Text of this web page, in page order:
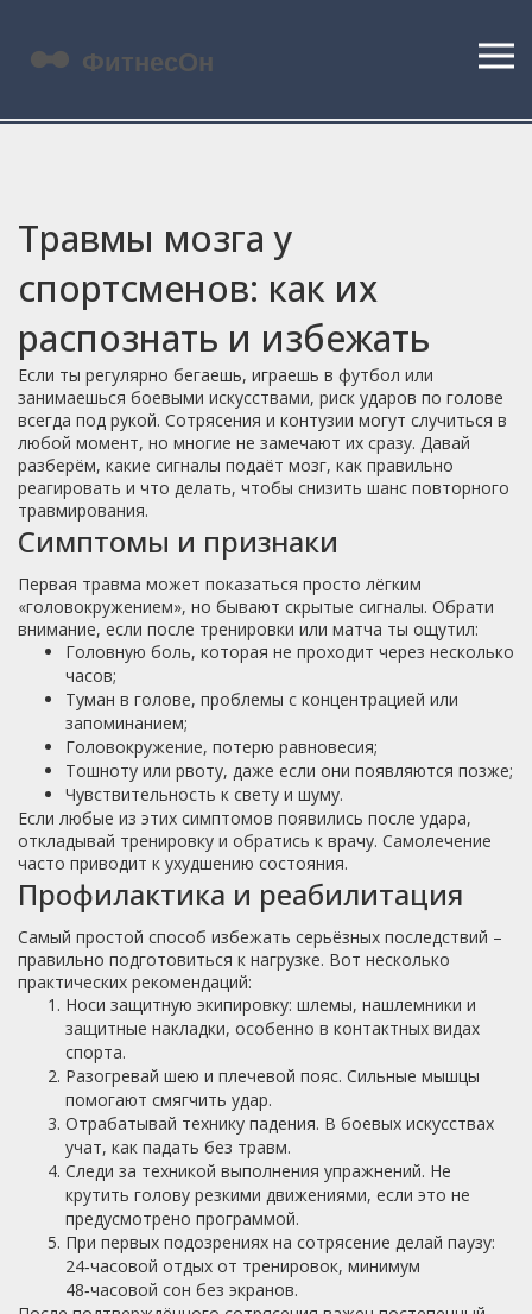
Травмы мозга у
спортсменов: как их
распознать и избежать
Если ты регулярно бегаешь, играешь в футбол или
занимаешься боевыми искусствами, риск ударов по голове
всегда под рукой. Сотрясения и контузии могут случиться в
любой момент, но многие не замечают их сразу. Давай
разберём, какие сигналы подаёт мозг, как правильно
реагировать и что делать, чтобы снизить шанс повторного
травмирования.
Симптомы и признаки
Первая травма может показаться просто лёгким
«головокружением», но бывают скрытые сигналы. Обрати
внимание, если после тренировки или матча ты ощутил:
Головную боль, которая не проходит через несколько
часов;
Туман в голове, проблемы с концентрацией или
запоминанием;
Головокружение, потерю равновесия;
Тошноту или рвоту, даже если они появляются позже;
Чувствительность к свету и шуму.
Если любые из этих симптомов появились после удара,
откладывай тренировку и обратись к врачу. Самолечение
часто приводит к ухудшению состояния.
Профилактика и реабилитация
Самый простой способ избежать серьёзных последствий –
правильно подготовиться к нагрузке. Вот несколько
практических рекомендаций:
Носи защитную экипировку: шлемы, нашлемники и
защитные накладки, особенно в контактных видах
спорта.
Разогревай шею и плечевой пояс. Сильные мышцы
помогают смягчить удар.
Отрабатывай технику падения. В боевых искусствах
учат, как падать без травм.
Следи за техникой выполнения упражнений. Не
крутить голову резкими движениями, если это не
предусмотрено программой.
При первых подозрениях на сотрясение делай паузу:
24‑часовой отдых от тренировок, минимум
48‑часовой сон без экранов.